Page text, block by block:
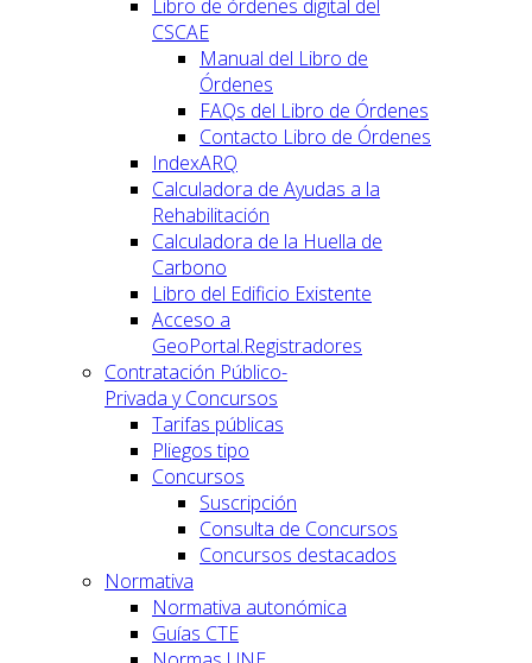
Libro de órdenes digital del
CSCAE
Manual del Libro de
Órdenes
FAQs del Libro de Órdenes
Contacto Libro de Órdenes
IndexARQ
Calculadora de Ayudas a la
Rehabilitación
Calculadora de la Huella de
Carbono
Libro del Edificio Existente
Acceso a
GeoPortal.Registradores
Contratación Público-
Privada y Concursos
Tarifas públicas
Pliegos tipo
Concursos
Suscripción
Consulta de Concursos
Concursos destacados
Normativa
Normativa autonómica
Guías CTE